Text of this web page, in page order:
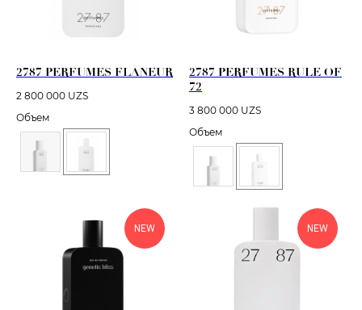
2787 PERFUMES FLANEUR
2 800 000 UZS
Объем
2787 PERFUMES RULE OF
72
3 800 000 UZS
Объем
NEW NEW